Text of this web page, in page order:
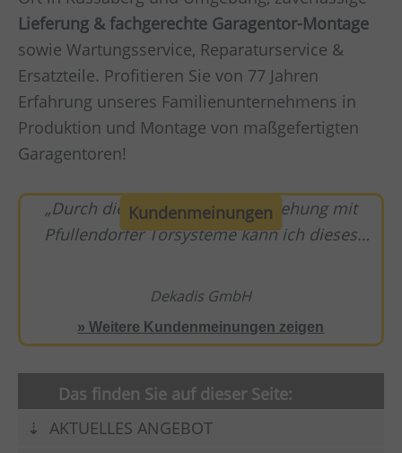
Lieferung & fachgerechte Garagentor-Montage
sowie Wartungsservice, Reparaturservice &
Ersatzteile. Profitieren Sie von 77 Jahren
Erfahrung unseres Familienunternehmens in
Produktion und Montage von maßgefertigten
Garagentoren!
Kundenmeinungen
Durch die lange Geschäftsbeziehung mit
Pfullendorfer Torsysteme kann ich dieses
Top Beratung, Top Service und volle
Dekadis GmbH
» Weitere Kundenmeinungen zeigen
Das finden Sie auf dieser Seite:
AKTUELLES ANGEBOT